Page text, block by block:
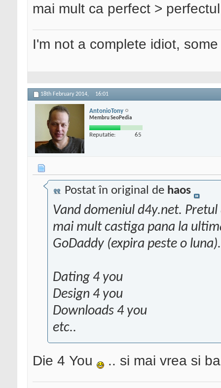
mai mult ca perfect >
I'm not a complete idiot,
18th February 2014, 16:01
AntonioTony
Membru SeoPedia
Reputatie: 65
Postat în original de haos
Vand domeniul d4y.net.
mai mult castiga pana la
GoDaddy (expira peste o luna).
Dating 4 you
Design 4 you
Downloads 4 you
etc..
Die 4 You .. si mai vrea si